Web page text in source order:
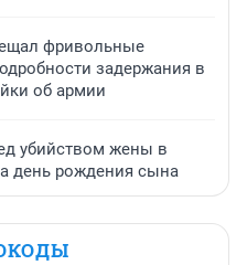
фривольные
задержания в
об армии
убийством жены в
день рождения сына